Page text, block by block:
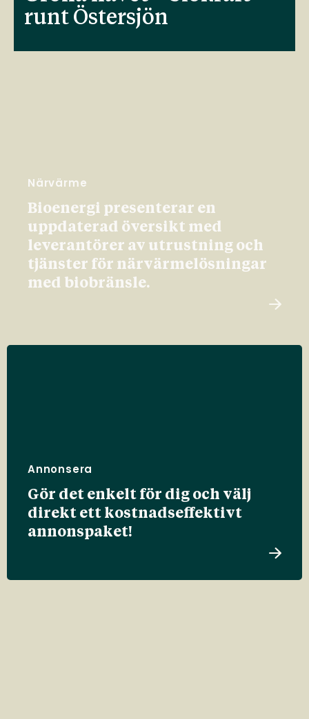
runt Östersjön
Närvärme
Bioenergi presenterar en
uppdaterad översikt med
leverantörer av utrustning och
tjänster för närvärmelösningar
med biobränsle.
Annonsera
Gör det enkelt för dig och välj
direkt ett kostnadseffektivt
annonspaket!